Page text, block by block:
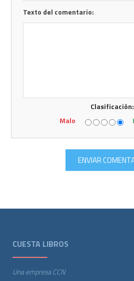
Texto del comentario:
Clasificación:
Malo
CUESTA LIBROS
Una empresa CCN